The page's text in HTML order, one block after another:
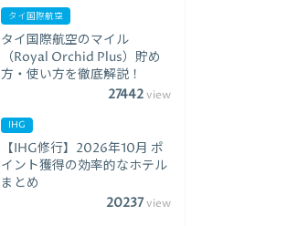
タイ国際航空
タイ国際航空のマイル
（Royal Orchid Plus）貯め
方・使い方を徹底解説！
27442view
IHG
【IHG修行】2026年10月 ポ
イント獲得の効率的なホテル
まとめ
20237view